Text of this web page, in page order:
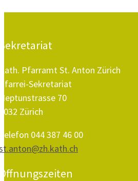
Pfarramt St. Anton Zürich
Sekretariat
70
Zürich
044 387 46 00